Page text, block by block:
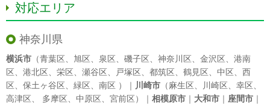
対応エリア
神奈川県
横浜市 （青葉区 旭区 泉区 磯子区 神奈川区 金沢区
港南
区
港北区 栄区 瀬谷区 戸塚区 都筑区 鶴見区 中区
西
区
保土ヶ谷区 緑区 南区 ）｜ 川崎市 （麻生区 川崎区 幸区
高津区
多摩区 中原区 宮前区）｜ 相模原市 ｜ 大和市 ｜ 座間市 ｜